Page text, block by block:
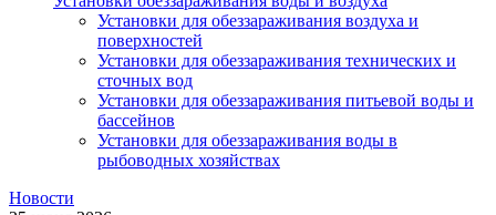
Установки для обеззараживания воздуха и
поверхностей
Установки для обеззараживания технических и
сточных вод
Установки для обеззараживания питьевой воды и
бассейнов
Установки для обеззараживания воды в
рыбоводных хозяйствах
Новости